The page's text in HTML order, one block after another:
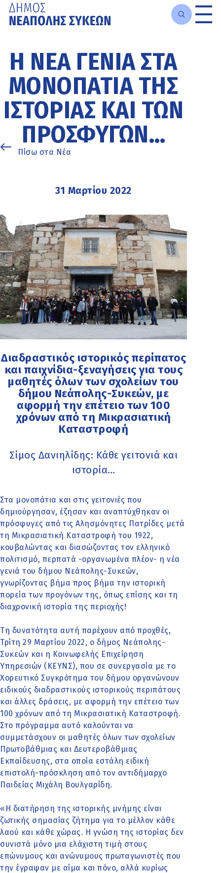
κυρίως
περιεχόμενο
Η ΝΈΑ ΓΕΝΙΆ ΣΤΑ
ΜΟΝΟΠΆΤΙΑ ΤΗΣ
ΙΣΤΟΡΊΑΣ ΚΑΙ ΤΩΝ
ΠΡΟΣΦΎΓΩΝ…
Πίσω στα Νέα
31 Μαρτίου 2022
Διαδραστικός ιστορικός περίπατος
και παιχνίδια-ξεναγήσεις για τους
μαθητές όλων των σχολείων του
δήμου Νεάπολης-Συκεών, με
αφορμή την επέτειο των 100
χρόνων από τη Μικρασιατική
Καταστροφή
Σίμος Δανιηλίδης: Κάθε γειτονιά και
ιστορία…
Στα μονοπάτια και στις γειτονιές που
δημιούργησαν, έζησαν και αναπτύχθηκαν οι
πρόσφυγες από τις Αλησμόνητες Πατρίδες μετά
τη Μικρασιατική Καταστροφή του 1922,
κουβαλώντας και διασώζοντας τον ελληνικό
πολιτισμό, περπατά -οργανωμένα πλέον- η νέα
γενιά του δήμου Νεάπολης-Συκεών,
γνωρίζοντας βήμα προς βήμα την ιστορική
πορεία των προγόνων της, όπως επίσης και τη
διαχρονική ιστορία της περιοχής!
Τη δυνατότητα αυτή παρέχουν από προχθές,
Τρίτη 29 Μαρτίου 2022, ο δήμος Νεάπολης-
Συκεών και η Κοινωφελής Επιχείρηση
Υπηρεσιών (ΚΕΥΝΣ), που σε συνεργασία με το
Χορευτικό Συγκρότημα του δήμου οργανώνουν
ειδικούς διαδραστικούς ιστορικούς περιπάτους
και άλλες δράσεις, με αφορμή την επέτειο των
100 χρόνων από τη Μικρασιατική Καταστροφή.
Στο πρόγραμμα αυτό καλούνται να
συμμετάσχουν οι μαθητές όλων των σχολείων
Πρωτοβάθμιας και Δευτεροβάθμιας
Εκπαίδευσης, στα οποία εστάλη ειδική
επιστολή-πρόσκληση από τον αντιδήμαρχο
Παιδείας Μιχάλη Βουλγαρίδη.
«Η διατήρηση της ιστορικής μνήμης είναι
ζωτικής σημασίας ζήτημα για το μέλλον κάθε
λαού και κάθε χώρας. Η γνώση της ιστορίας δεν
συνιστά μόνο μια ελάχιστη τιμή στους
επώνυμους και ανώνυμους πρωταγωνιστές που
την έγραψαν με αίμα και πόνο, αλλά κυρίως